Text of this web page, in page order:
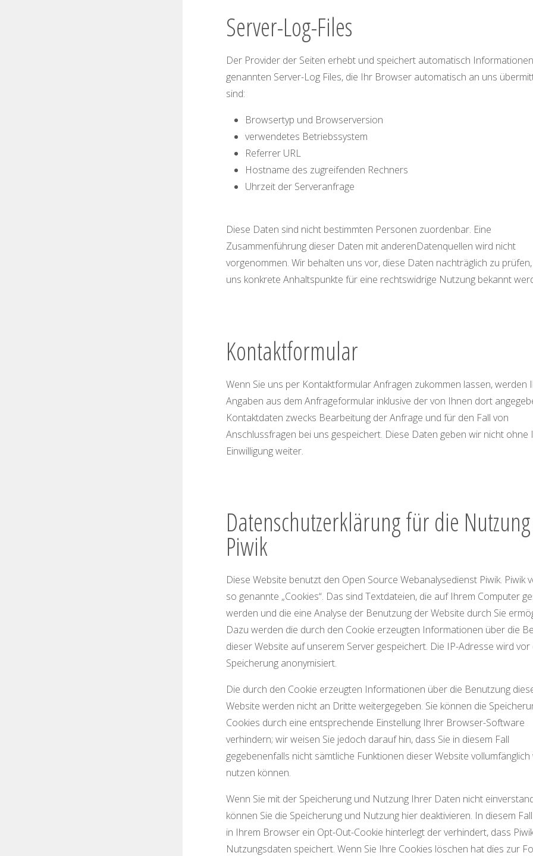
Server-Log-Files
Der Provider der Seiten erhebt und speichert automatisch
genannten Server-Log Files, die Ihr Browser automatisch an uns
sind:
Browsertyp und Browserversion
verwendetes Betriebssystem
Referrer URL
Hostname des zugreifenden Rechners
Uhrzeit der Serveranfrage
Diese Daten sind nicht bestimmten Personen zuordenbar. Eine
Zusammenführung dieser Daten mit anderenDatenquellen wird nicht
vorgenommen. Wir behalten uns vor, diese Daten nachträglich zu
uns konkrete Anhaltspunkte für eine rechtswidrige Nutzung bekannt
Kontaktformular
Wenn Sie uns per Kontaktformular Anfragen zukommen lassen, werden
Angaben aus dem Anfrageformular inklusive der von Ihnen dort
Kontaktdaten zwecks Bearbeitung der Anfrage und für den Fall von
Anschlussfragen bei uns gespeichert. Diese Daten geben wir nicht ohne
Einwilligung weiter.
Datenschutzerklärung für die
Piwik
Diese Website benutzt den Open Source Webanalysedienst Piwik. Piwik
so genannte „Cookies“. Das sind Textdateien, die auf Ihrem Computer
werden und die eine Analyse der Benutzung der Website durch Sie
Dazu werden die durch den Cookie erzeugten Informationen über die
dieser Website auf unserem Server gespeichert. Die IP-Adresse wird vor
Speicherung anonymisiert.
Die durch den Cookie erzeugten Informationen über die Benutzung
Website werden nicht an Dritte weitergegeben. Sie können die
Cookies durch eine entsprechende Einstellung Ihrer Browser-Software
verhindern; wir weisen Sie jedoch darauf hin, dass Sie in diesem Fall
gegebenenfalls nicht sämtliche Funktionen dieser Website
nutzen können.
Wenn Sie mit der Speicherung und Nutzung Ihrer Daten nicht
können Sie die Speicherung und Nutzung hier deaktivieren. In diesem
in Ihrem Browser ein Opt-Out-Cookie hinterlegt der verhindert, dass
Nutzungsdaten speichert. Wenn Sie Ihre Cookies löschen hat dies zur